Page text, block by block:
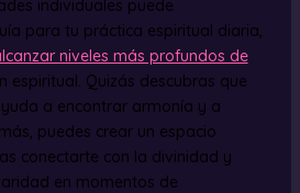
individuales puede
para tu práctica espiritual diaria,
niveles más profundos de
espiritual. Quizás descubras que
a encontrar armonía y a
puedes crear un espacio
conectarte con la divinidad y
en momentos de